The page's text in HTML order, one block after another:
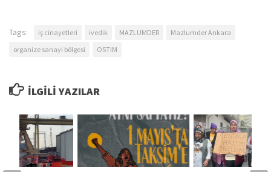
Tags: iş cinayetleri ivedik MAZLUMDER
Mazlumder Ankara
organize sanayi bölgesi
OSTIM
İLGILI YAZILAR